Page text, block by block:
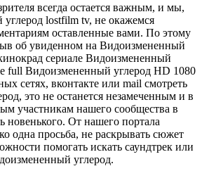
всегда остается важным, и мы,
lostfilm tv, не окажемся
оставленные вами. По этому
об увиденном на Видоизмененный
сериале Видоизмененный
full Видоизмененный углерод HD 1080
сетях, вконтакте или mail смотреть
это не останется незамеченным и в
участникам нашего сообщества в
новенького. От нашего портала
одна просьба, не раскрывать сюжет
помогать искать саундтрек или
углерод.